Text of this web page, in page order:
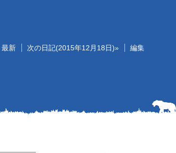
最新 次の日記(2015年12月18日)» 編集